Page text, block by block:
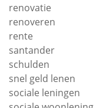
renovatie
renoveren
rente
santander
schulden
snel geld lenen
sociale leningen